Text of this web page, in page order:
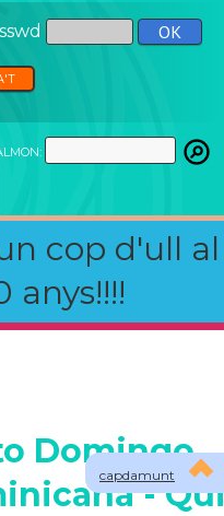
cop d'ull al
anys!!!!
capdamunt
Domingo,
-